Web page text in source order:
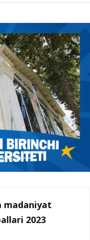
madaniyat
2023